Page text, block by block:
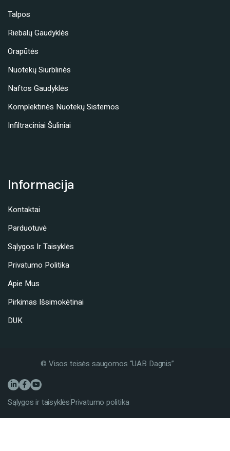
Talpos
Riebalų Gaudyklės
Orapūtės
Nuotekų Siurblinės
Naftos Gaudyklės
Komplektinės Nuotekų Sistemos
Infiltraciniai Šuliniai
Informacija
Kontaktai
Parduotuvė
Sąlygos Ir Taisyklės
Privatumo Politika
Apie Mus
Pirkimas Išsimokėtinai
DUK
© Visos teisės saugomos “UAB Dagnis”
Sąlygos ir taisyklėsPrivatumo politika